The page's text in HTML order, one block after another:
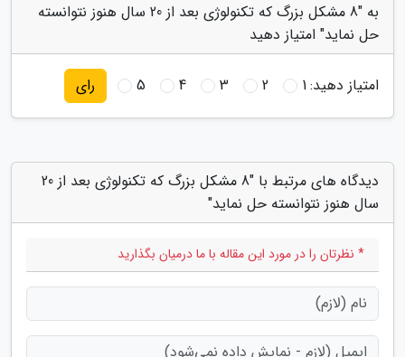
به "8 مشکل بزرگ که تکنولوژی بعد از 20 سال هنوز نتوانسته
حل نماید" امتیاز دهید
امتیاز دهید:1
2
3
4
5 رای
دیدگاه های مرتبط با "8 مشکل بزرگ که تکنولوژی بعد از 20
سال هنوز نتوانسته حل نماید"
* نظرتان را در مورد این مقاله با ما درمیان بگذارید